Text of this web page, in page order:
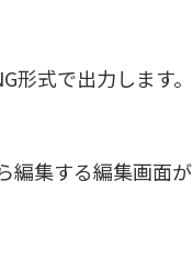
形式で出力します。
集する編集画面が